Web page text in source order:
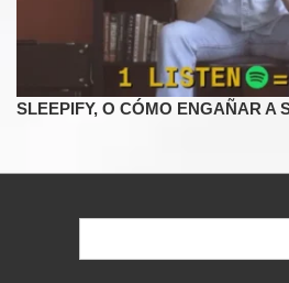
SLEEPIFY, O CÓMO ENGAÑAR A